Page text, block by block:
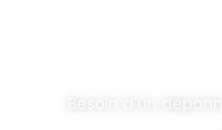
Besoin d’un